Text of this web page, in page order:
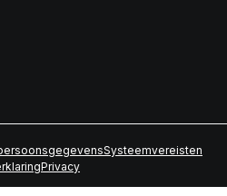
Systeemvereisten
Privacy